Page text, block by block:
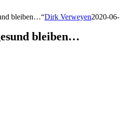
bleiben…“Dirk Verweyen2020-06-
bleiben…